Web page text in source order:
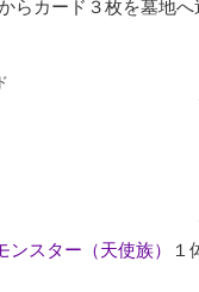
らカード３枚を墓地
ンスター（天使族）
１